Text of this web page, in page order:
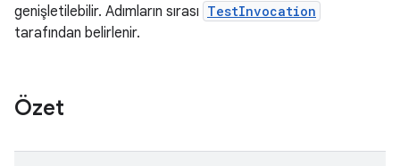
genişletilebilir. Adımların sırası TestInvocation
tarafından belirlenir.
Özet